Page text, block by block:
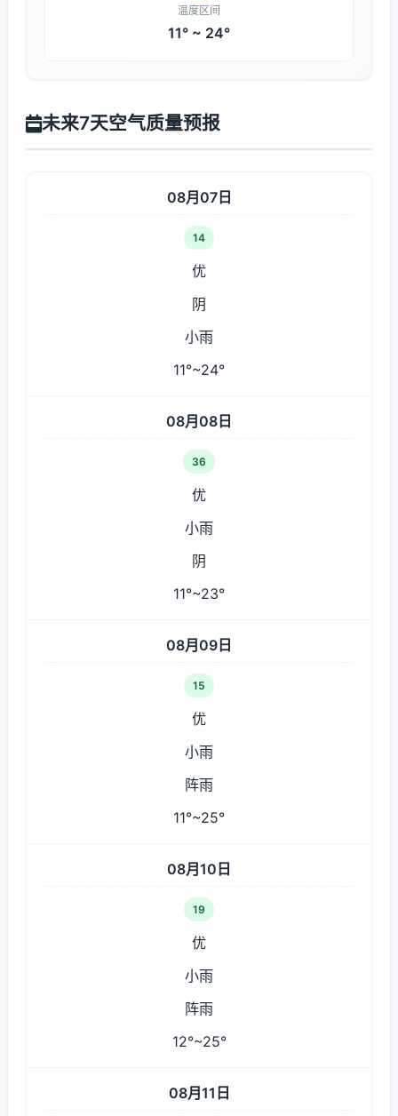
温度区间
11° ~ 24°
未来7天空气质量预报
08月07日
14
优
阴
小雨
11°~24°
08月08日
36
优
小雨
阴
11°~23°
08月09日
15
优
小雨
阵雨
11°~25°
08月10日
19
优
小雨
阵雨
12°~25°
08月11日